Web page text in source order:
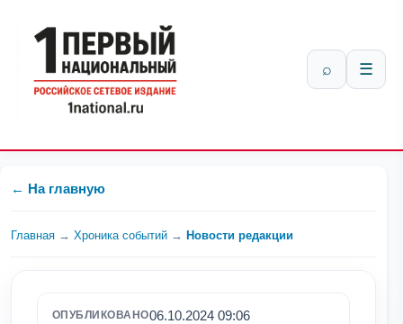
⌕ ☰
← На главную
Главная → Хроника событий → Новости редакции
ОПУБЛИКОВАНО06.10.2024 09:06